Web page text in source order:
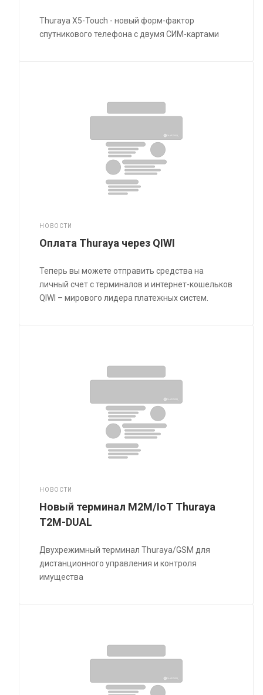
Thuraya X5-Touch - новый форм-фактор
спутникового телефона с двумя СИМ-картами
НОВОСТИ
Оплата Thuraya через QIWI
Теперь вы можете отправить средства на
личный счет с терминалов и интернет-кошельков
QIWI – мирового лидера платежных систем.
НОВОСТИ
Новый терминал M2M/IoT Thuraya
T2M-DUAL
Двухрежимный терминал Thuraya/GSM для
дистанционного управления и контроля
имущества